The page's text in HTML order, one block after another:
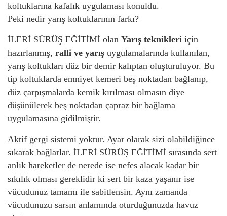
koltuklarına kafalık uygulaması konuldu.
Peki nedir yarış koltuklarının farkı?
İLERİ SÜRÜŞ EĞİTİMİ olan Yarış teknikleri için
hazırlanmış, ralli ve yarış uygulamalarında kullanılan,
yarış koltukları düz bir demir kalıptan oluşturuluyor. Bu
tip koltuklarda emniyet kemeri beş noktadan bağlanıp,
düz çarpışmalarda kemik kırılması olmasın diye
düşünülerek beş noktadan çapraz bir bağlama
uygulamasına gidilmiştir.
Aktif gergi sistemi yoktur. Ayar olarak sizi olabildiğince
sıkarak bağlarlar. İLERİ SÜRÜŞ EĞİTİMİ sırasında sert
anlık hareketler de nerede ise nefes alacak kadar bir
sıkılık olması gereklidir ki sert bir kaza yaşanır ise
vücudunuz tamamı ile sabitlensin. Aynı zamanda
vücudunuzu sarsın anlamında oturduğunuzda havuz